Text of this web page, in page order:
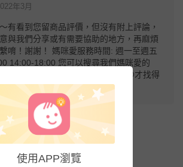
年3月
有看到您留商品評價，但沒有附上評論，
與我們分享或有需要協助的地方，再麻煩
唷！謝謝！ 媽咪愛服務時間: 週一至週五
14:00-18:00 您可以搜尋我們媽咪愛的
，請媽咪留意記得要輸入@才找得
謝謝！
使用APP瀏覽